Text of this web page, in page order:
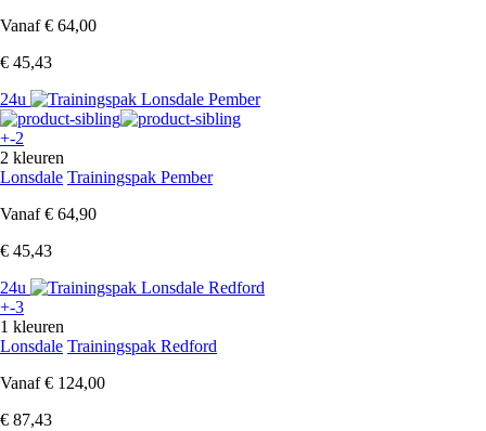
Vanaf € 64,00
€ 45,43
24u
+-2
2 kleuren
Lonsdale Trainingspak Pember
Vanaf € 64,90
€ 45,43
24u
+-3
1 kleuren
Lonsdale Trainingspak Redford
Vanaf € 124,00
€ 87,43